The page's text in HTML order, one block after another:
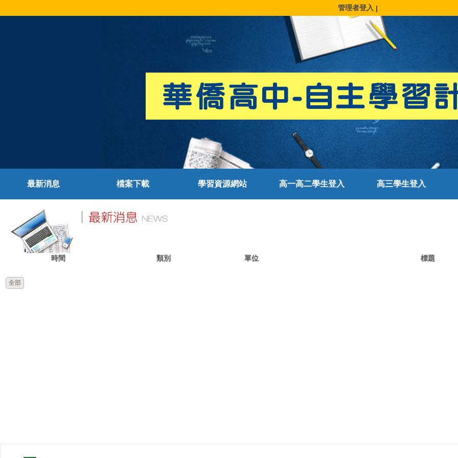
管理者登入 |
最新消息 檔案下載 學習資源網站 高一高二學生登入 高三學生登入
時間 類別 單位 標題
全部